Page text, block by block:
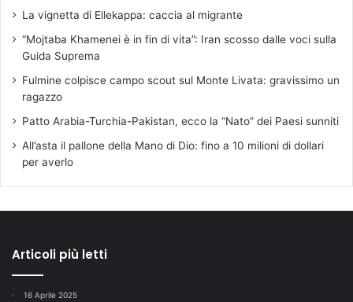
La vignetta di Ellekappa: caccia al migrante
“Mojtaba Khamenei è in fin di vita”: Iran scosso dalle voci sulla
Guida Suprema
Fulmine colpisce campo scout sul Monte Livata: gravissimo un
ragazzo
Patto Arabia-Turchia-Pakistan, ecco la “Nato” dei Paesi sunniti
All’asta il pallone della Mano di Dio: fino a 10 milioni di dollari
per averlo
Articoli più letti
16 Aprile 2025